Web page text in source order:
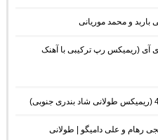
آی (ریمیکس رپ ترکیبی با آهنک
موزیک باکس 43 از دیجی رهام و علی دامیگو | طولانی